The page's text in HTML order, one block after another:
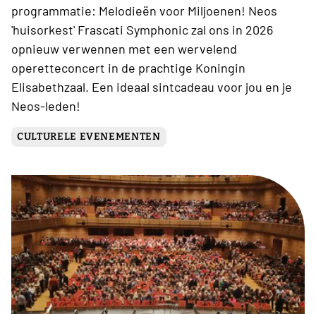
programmatie: Melodieën voor Miljoenen! Neos
'huisorkest' Frascati Symphonic zal ons in 2026
opnieuw verwennen met een wervelend
operetteconcert in de prachtige Koningin
Elisabethzaal. Een ideaal sintcadeau voor jou en je
Neos-leden!
CULTURELE EVENEMENTEN